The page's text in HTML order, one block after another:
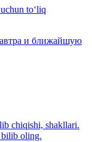
to‘liq
и ближайшую
chiqishi, shakllari.
bilib oling.